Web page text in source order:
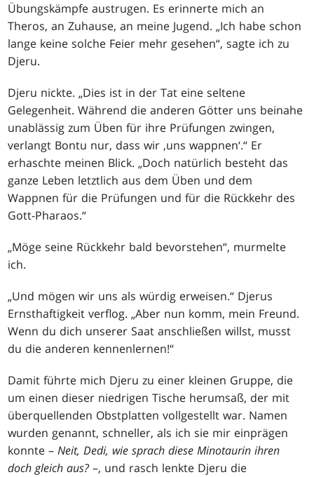
Übungskämpfe austrugen. Es erinnerte mich an
Theros, an Zuhause, an meine Jugend. „Ich habe schon
lange keine solche Feier mehr gesehen“, sagte ich zu
Djeru.
Djeru nickte. „Dies ist in der Tat eine seltene
Gelegenheit. Während die anderen Götter uns beinahe
unablässig zum Üben für ihre Prüfungen zwingen,
verlangt Bontu nur, dass wir ‚uns wappnen‘.“ Er
erhaschte meinen Blick. „Doch natürlich besteht das
ganze Leben letztlich aus dem Üben und dem
Wappnen für die Prüfungen und für die Rückkehr des
Gott-Pharaos.“
„Möge seine Rückkehr bald bevorstehen“, murmelte
ich.
„Und mögen wir uns als würdig erweisen.“ Djerus
Ernsthaftigkeit verflog. „Aber nun komm, mein Freund.
Wenn du dich unserer Saat anschließen willst, musst
du die anderen kennenlernen!“
Damit führte mich Djeru zu einer kleinen Gruppe, die
um einen dieser niedrigen Tische herumsaß, der mit
überquellenden Obstplatten vollgestellt war. Namen
wurden genannt, schneller, als ich sie mir einprägen
konnte –Neit, Dedi, wie sprach diese Minotaurin ihren
doch gleich aus?–, und rasch lenkte Djeru die